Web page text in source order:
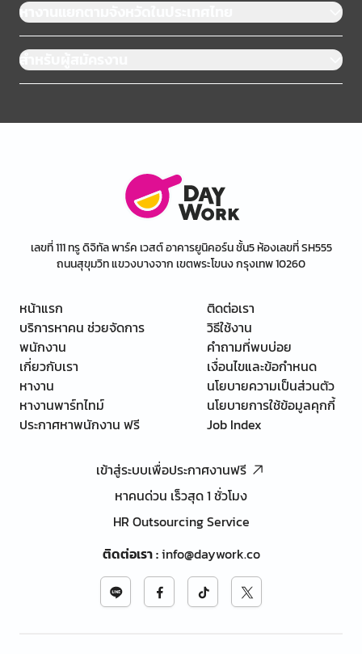
หางานแยกตามจังหวัดในประเทศไทย
สำหรับผู้สมัครงาน
เลขที่ 111 ทรู ดิจิทัล พาร์ค เวสต์ อาคารยูนิคอร์น ชั้น5 ห้องเลขที่ SH555
ถนนสุขุมวิท แขวงบางจาก เขตพระโขนง กรุงเทพ 10260
หน้าแรก
บริการหาคน ช่วยจัดการ
พนักงาน
เกี่ยวกับเรา
หางาน
หางานพาร์ทไทม์
ประกาศหาพนักงาน ฟรี
ติดต่อเรา
วิธีใช้งาน
คำถามที่พบบ่อย
เงื่อนไขและข้อกำหนด
นโยบายความเป็นส่วนตัว
นโยบายการใช้ข้อมูลคุกกี้
Job Index
เข้าสู่ระบบเพื่อประกาศงานฟรี
หาคนด่วน เร็วสุด 1 ชั่วโมง
HR Outsourcing Service
ติดต่อเรา:info@daywork.co